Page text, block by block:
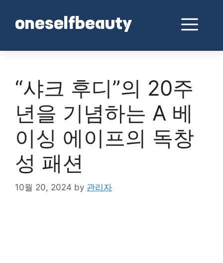
contentoneselfbeauty
“샤크 후디”의 20주
년을 기념하는 A 베
이싱 에이프의 독창
성 패션
10월 20, 2024 by 관리자